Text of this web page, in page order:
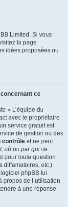
Limited. Si vous
la page
idées proposées ou
ce
« L’équipe du
avec le propriétaire
service gratuit est
de gestion ou des
contrôle et ne peut
, où ou par qui ce
pour toute question
diffamatoires, etc.)
phpBB lui-
propos de l’utilisation
à une réponse